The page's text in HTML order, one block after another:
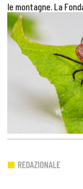
le montagne. La